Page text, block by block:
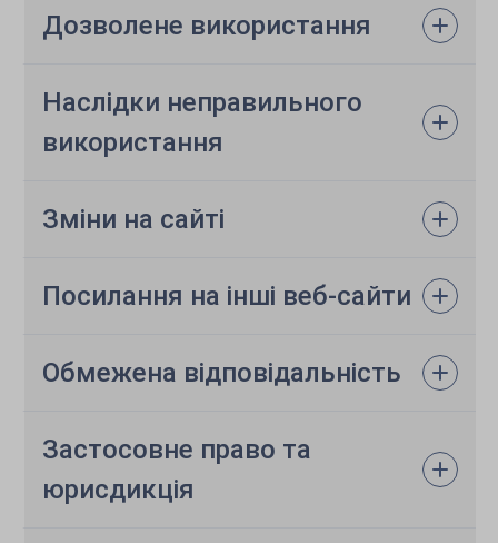
Дозволене використання
Наслідки неправильного
використання
Зміни на сайті
Посилання на інші веб-сайти
Обмежена відповідальність
Застосовне право та
юрисдикція